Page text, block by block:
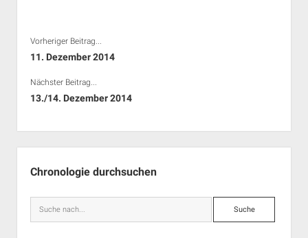
Vorheriger Beitrag...
11. Dezember 2014
Nächster Beitrag...
13./14. Dezember 2014
Chronologie durchsuchen
Suche